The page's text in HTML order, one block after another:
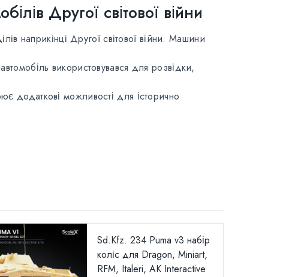
Другої світової війни
наприкінці Другої світової війни. Машини
використовувався для розвідки,
додаткові можливості для історично
Sd.Kfz. 234 Puma v3 набір
коліс для Dragon, Miniart,
RFM, Italeri, AK Interactive